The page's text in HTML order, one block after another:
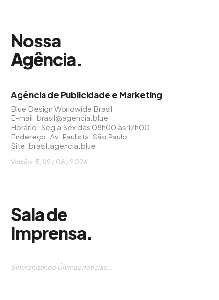
Nossa
Agência.
Agência de Publicidade e Marketing
Blue Design Worldwide Brasil
E-mail:brasil@agencia.blue
Horário: Seg a Sex das 08h00 às 17h00
Endereço: Av. Paulista, São Paulo
Site:brasil.agencia.blue
Versão: 5, 09 / 08 / 2026
Sala de
Imprensa.
Sincronizando Últimas notícias...